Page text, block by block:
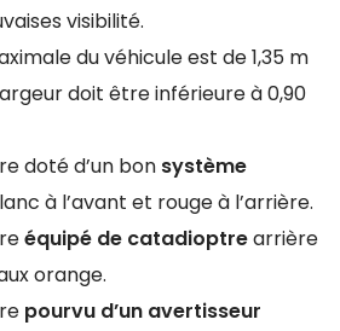
visibilité.
du véhicule est de 1,35 m
doit être inférieure à 0,90
doté d’un bon système
à l’avant et rouge à l’arrière.
équipé de catadioptrearrière
orange.
pourvu d’un avertisseur